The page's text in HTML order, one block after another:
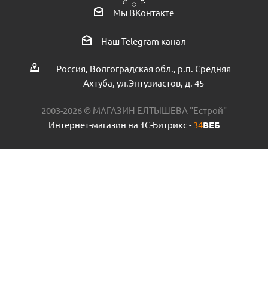
Набор дизайн-вентилей Royal Thermo CUBE угловые,1/2
Мы ВКонтакте
Наш Telegram канал
Россия, Волгоградская обл., р.п. Средняя
Ахтуба, ул.Энтузиастов, д. 45
2003-2026 © МАГАЗИН ЕЛТЫШЕВА "Естрой"
Интернет-магазин на 1С-Битрикс - 34ВЕБ